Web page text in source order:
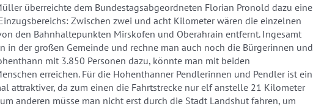
überreichte dem Bundestagsabgeordneten Florian Pronold dazu eine
Zwischen zwei und acht Kilometer wären die einzelnen
den Bahnhaltepunkten Mirskofen und Oberahrain entfernt. Ingesamt
in der großen Gemeinde und rechne man auch noch die Bürgerinnen und
mit 3.850 Personen dazu, könnte man mit beiden
erreichen. Für die Hohenthanner Pendlerinnen und Pendler ist ein
attraktiver, da zum einen die Fahrtstrecke nur elf anstelle 21 Kilometer
anderen müsse man nicht erst durch die Stadt Landshut fahren, um